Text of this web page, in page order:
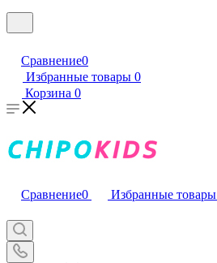
Сравнение0
Избранные товары 0
Корзина 0
Сравнение0 Избранные товары